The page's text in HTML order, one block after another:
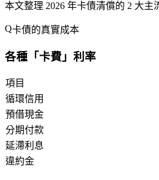
本文整理 2026 年卡債清償的 2 大主
卡債的真實成本
各種「卡費」利率
項目
循環信用
預借現金
分期付款
延滯利息
違約金